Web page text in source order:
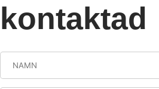
kontaktad